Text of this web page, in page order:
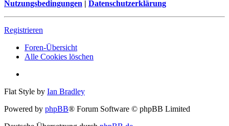
Nutzungsbedingungen | Datenschutzerklärung
Registrieren
Foren-Übersicht
Alle Cookies löschen
Flat Style by Ian Bradley
Powered by phpBB® Forum Software © phpBB Limited